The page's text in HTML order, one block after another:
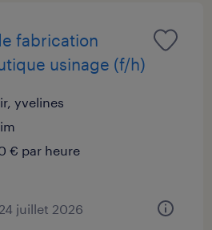
fabrication
usinage (f/h)
yvelines
€ par heure
juillet 2026